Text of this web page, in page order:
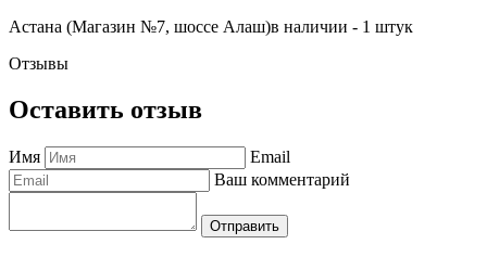
Астана (Магазин №7, шоссе Алаш)в наличии - 1 штук
Отзывы
Оставить отзыв
Имя
Email
Ваш комментарий
Отправить